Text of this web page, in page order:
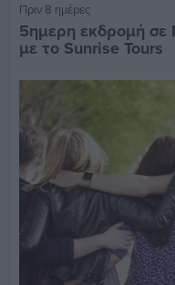
Πριν 8 ημέρες
5ημερη εκδρομή σε
με το Sunrise Tours